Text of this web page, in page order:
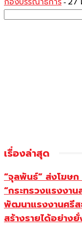
-
เรื่องล่าสุด
“จุลพันธ์” ส่งโฆษ
“กระทรวงแรงงา
พัฒนาแรงงานศรีส
สร้างรายได้อย่าง